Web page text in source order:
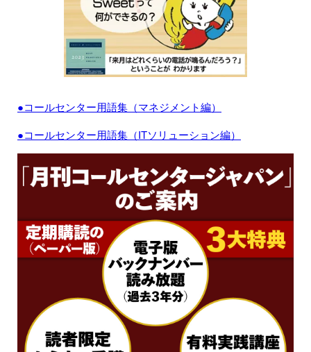
●コールセンター用語集（マネジメント編）
●コールセンター用語集（ITソリューション編）